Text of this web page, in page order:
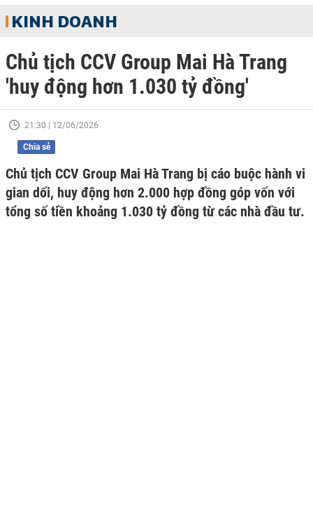
KINH DOANH
Chủ tịch CCV Group Mai Hà Trang
'huy động hơn 1.030 tỷ đồng'
21:30 | 12/06/2026
Chia sẻ
Chủ tịch CCV Group Mai Hà Trang bị cáo buộc hành vi
gian dối, huy động hơn 2.000 hợp đồng góp vốn với
tổng số tiền khoảng 1.030 tỷ đồng từ các nhà đầu tư.